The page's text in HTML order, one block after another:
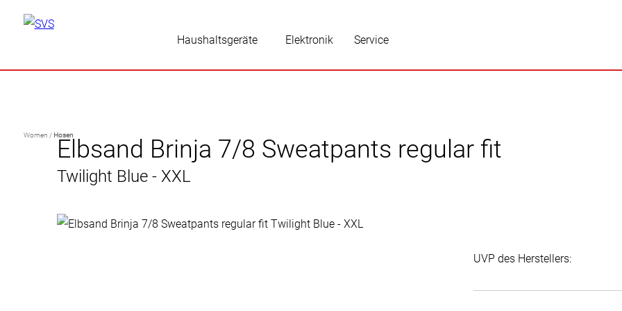
Haushaltsgeräte Elektronik Service
Women / Hosen
Elbsand Brinja 7/8 Sweatpants regular fit
Twilight Blue - XXL
UVP des Herstellers: